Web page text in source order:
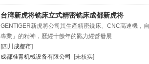
台湾新虎将铣床立式精密铣床成都新虎将
GENTIGER新虎將公司其生產精密銑床、CNC高速機，
專業」的精神，歷經十餘年的戮力經營發展
[四川成都市]
成都准青机械设备有限公司
[未核实]